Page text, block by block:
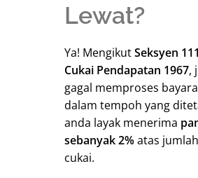
Lewat?
Ya! MengikutSeksyen
Cukai Pendapatan 1967,
gagal memproses
dalam tempoh yang
anda layak menerima
sebanyak 2%atas
cukai.